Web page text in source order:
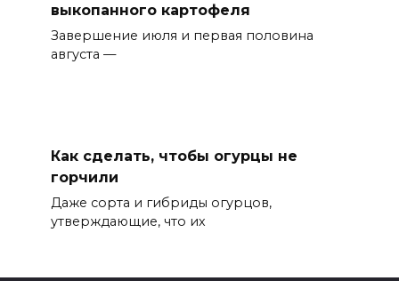
выкопанного картофеля
Завершение июля и первая половина
августа —
Как сделать, чтобы огурцы не
горчили
Даже сорта и гибриды огурцов,
утверждающие, что их